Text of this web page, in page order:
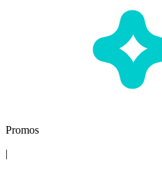
Promos
|